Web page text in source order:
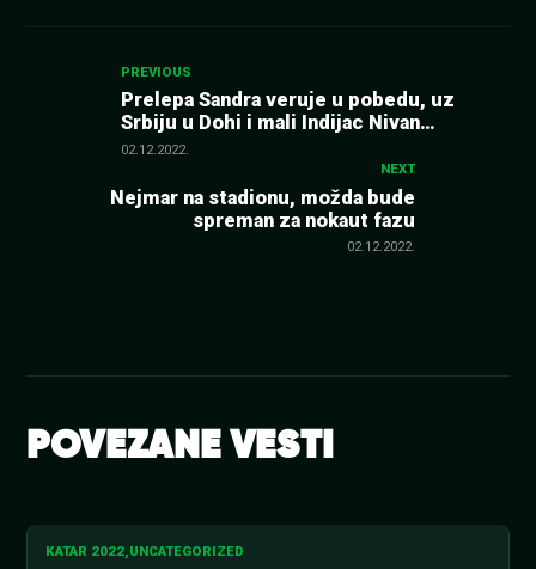
Kretanje
članka
PREVIOUS
Prelepa Sandra veruje u pobedu, uz
Srbiju u Dohi i mali Indijac Nivan
(FOTO+VIDEO)
02.12.2022.
NEXT
Nejmar na stadionu, možda bude
spreman za nokaut fazu
02.12.2022.
POVEZANE VESTI
KATAR 2022,UNCATEGORIZED